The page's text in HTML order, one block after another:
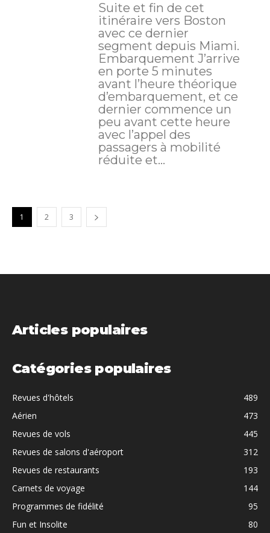
Suite et fin de cet
itinéraire vers Boston
avec ce dernier
segment depuis Miami.
Embarquement J’arrive
en porte 5 minutes
avant l’heure théorique
d’embarquement, et ce
dernier commence un
peu avant cette heure
avec l’appel des
passagers à mobilité
réduite et...
1 2 3
Articles populaires
Catégories populaires
Revues d'hôtels
489
Aérien
473
Revues de vols
445
Revues de salons d'aéroport
312
Revues de restaurants
193
Carnets de voyage
144
Programmes de fidélité
95
Fun et Insolite
80